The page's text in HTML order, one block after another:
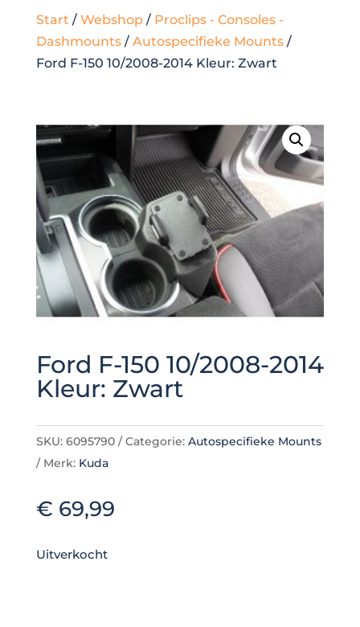
Start / Webshop/ Proclips - Consoles -
Dashmounts/ Autospecifieke Mounts/
Ford F-150 10/2008-2014 Kleur: Zwart
Ford F-150 10/2008-2014
Kleur: Zwart
SKU: 6095790 Categorie: Autospecifieke Mounts
Merk: Kuda
€ 69,99
Uitverkocht